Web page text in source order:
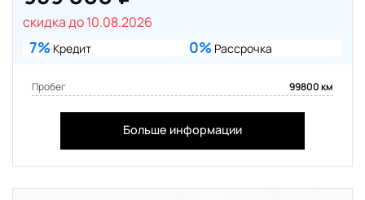
скидка до 10.08.2026
7% Кредит 0% Рассрочка
Пробег 99800 км
Больше информации